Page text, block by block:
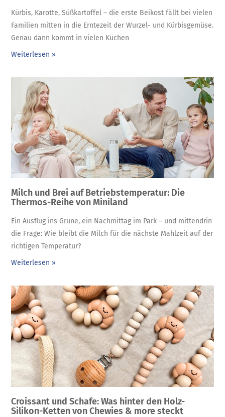
Kürbis, Karotte, Süßkartoffel – die erste Beikost fällt bei vielen
Familien mitten in die Erntezeit der Wurzel- und Kürbisgemüse.
Genau dann kommt in vielen Küchen
Weiterlesen »
Milch und Brei auf Betriebstemperatur: Die
Thermos-Reihe von Miniland
Ein Ausflug ins Grüne, ein Nachmittag im Park – und mittendrin
die Frage: Wie bleibt die Milch für die nächste Mahlzeit auf der
richtigen Temperatur?
Weiterlesen »
Croissant und Schafe: Was hinter den Holz-
Silikon-Ketten von Chewies & more steckt